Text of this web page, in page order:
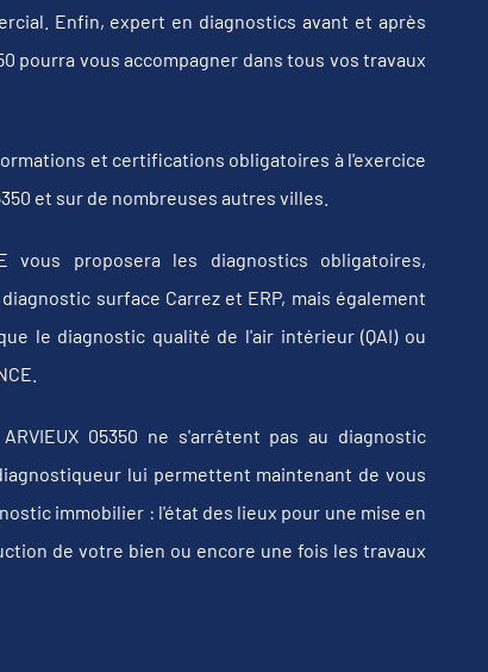
Enfin, expert en diagnostics avant et après
pourra vous accompagner dans tous vos travaux
et certifications obligatoires à l'exercice
et sur de nombreuses autres villes.
vous proposera les diagnostics obligatoires,
surface Carrez et ERP, mais également
le diagnostic qualité de l'air intérieur (QAI) ou
05350 ne s'arrêtent pas au diagnostic
lui permettent maintenant de vous
immobilier : l'état des lieux pour une mise en
de votre bien ou encore une fois les travaux